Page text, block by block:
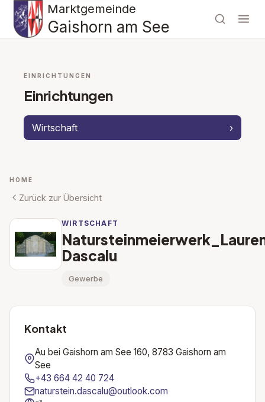
Marktgemeinde
Gaishorn am See
EINRICHTUNGEN
Einrichtungen
Wirtschaft ›
HOME
Zurück zur Übersicht
WIRTSCHAFT
Dascalu
Gewerbe
Kontakt
Au bei Gaishorn am See 160, 8783 Gaishorn am
See
+43 664 42 40 724
naturstein.dascalu@outlook.com